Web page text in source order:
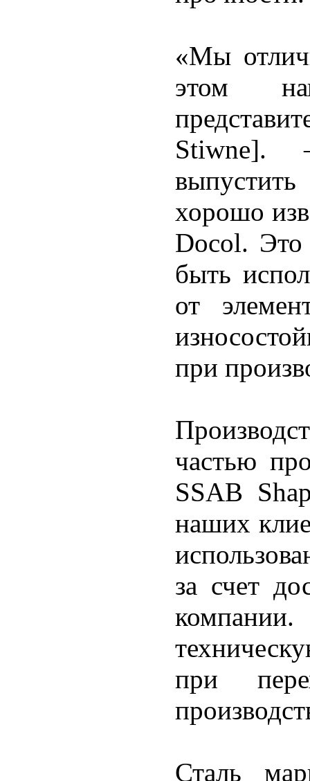
«Мы
этом
Stiwne].
хорошо
Docol. Это
быть
от
при
частью
SSAB
наших
за счет
при
Сталь